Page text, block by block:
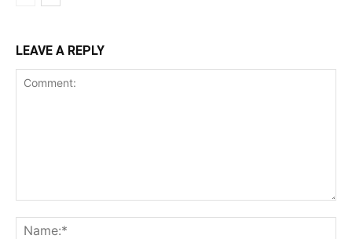
LEAVE A REPLY